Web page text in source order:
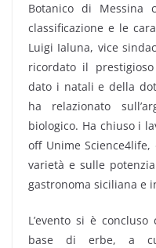
Botanico di
classificazione e le
Luigi Ialuna, vice
ricordato il
dato i natali e della
ha relazionato
biologico. Ha chiuso i
off Unime
varietà e sulle
gastronoma siciliana e
L’evento si è
base di erbe, a